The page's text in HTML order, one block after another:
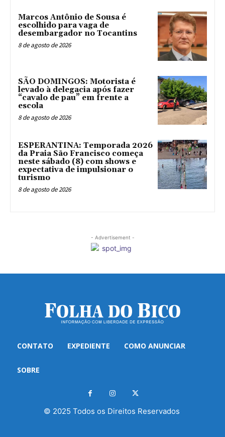
Marcos Antônio de Sousa é
escolhido para vaga de
desembargador no Tocantins
8 de agosto de 2026
SÃO DOMINGOS: Motorista é
levado à delegacia após fazer
“cavalo de pau” em frente a
escola
8 de agosto de 2026
ESPERANTINA: Temporada 2026
da Praia São Francisco começa
neste sábado (8) com shows e
expectativa de impulsionar o
turismo
8 de agosto de 2026
- Advertisement -
CONTATO EXPEDIENTE COMO ANUNCIAR
SOBRE
© 2025 Todos os Direitos Reservados